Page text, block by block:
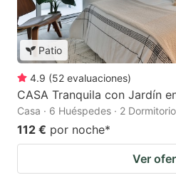
Patio
4.9 (52 evaluaciones)
CASA Tranquila con Jardín
Casa · 6 Huéspedes · 2
112 € por noche*
Ver